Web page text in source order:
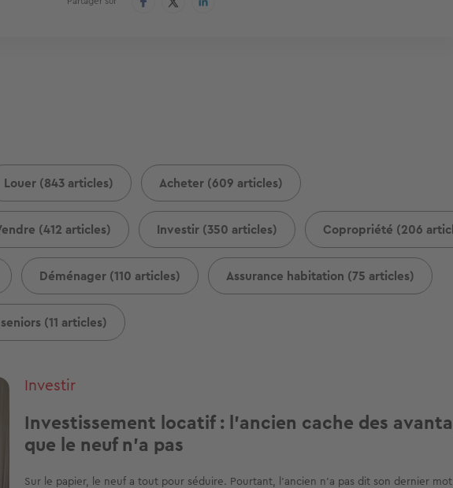
Louer (843 articles) Acheter (609 articles)
(412 articles) Investir (350 articles) Copropriété (206
Déménager (110 articles) Assurance habitation (75 articles)
(11 articles)
Investir
Investissement locatif : l'ancien cache des
que le neuf n'a pas
Sur le papier, le neuf a tout pour séduire. Pourtant, l'ancien n'a pas dit son dernier